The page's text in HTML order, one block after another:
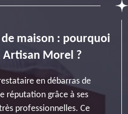
maison : pourquoi
Artisan Morel ?
en débarras de
réputation grâce à ses
professionnelles. Ce